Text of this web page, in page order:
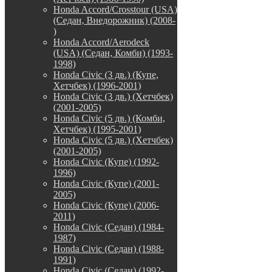
Honda Accord/Crosstour (USA)
(Седан, Внедорожник) (2008-
)
Honda Accord/Аerodeck
(USA) (Седан, Комби) (1993-
1998)
Honda Civic (3 дв.) (Купе,
Хетчбек) (1996-2001)
Honda Civic (3 дв.) (Хетчбек)
(2001-2005)
Honda Civic (5 дв.) (Комби,
Хетчбек) (1995-2001)
Honda Civic (5 дв.) (Хетчбек)
(2001-2005)
Honda Civic (Купе) (1992-
1996)
Honda Civic (Купе) (2001-
2005)
Honda Civic (Купе) (2006-
2011)
Honda Civic (Седан) (1984-
1987)
Honda Civic (Седан) (1988-
1991)